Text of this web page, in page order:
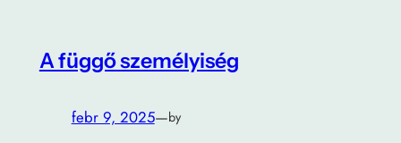
A függő személyiség
febr 9, 2025—by